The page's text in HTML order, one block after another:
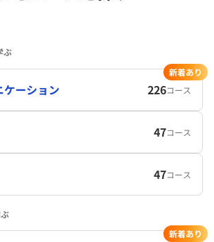
ぶ
ーション 226コース
新着あり
47コース
47コース
新着あり